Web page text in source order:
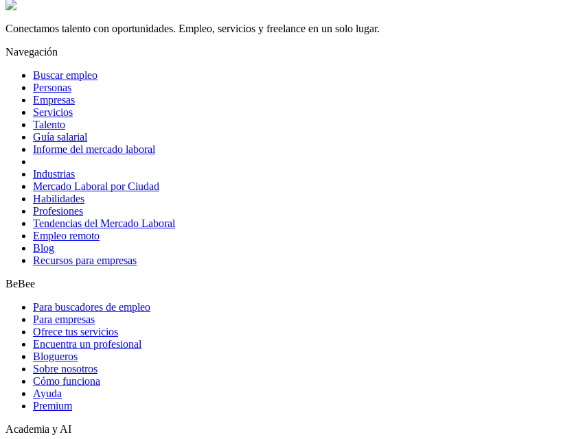
Conectamos talento con oportunidades. Empleo, servicios y freelance en un solo lugar.
Navegación
Buscar empleo
Personas
Empresas
Servicios
Talento
Guía salarial
Informe del mercado laboral
Industrias
Mercado Laboral por Ciudad
Habilidades
Profesiones
Tendencias del Mercado Laboral
Empleo remoto
Blog
Recursos para empresas
BeBee
Para buscadores de empleo
Para empresas
Ofrece tus servicios
Encuentra un profesional
Blogueros
Sobre nosotros
Cómo funciona
Ayuda
Premium
Academia y AI